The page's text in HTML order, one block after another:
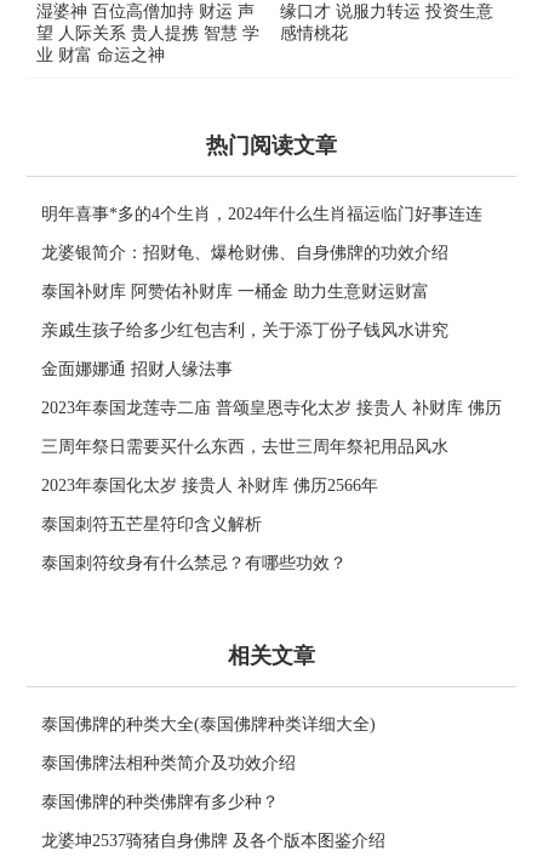
湿婆神 百位高僧加持 财运 声
望 人际关系 贵人提携 智慧 学
业 财富 命运之神
缘口才 说服力转运 投资生意
感情桃花
热门阅读文章
明年喜事*多的4个生肖，2024年什么生肖福运临门好事连连
龙婆银简介：招财龟、爆枪财佛、自身佛牌的功效介绍
泰国补财库 阿赞佑补财库 一桶金 助力生意财运财富
亲戚生孩子给多少红包吉利，关于添丁份子钱风水讲究
金面娜娜通 招财人缘法事
2023年泰国龙莲寺二庙 普颂皇恩寺化太岁 接贵人 补财库 佛历
2566年
三周年祭日需要买什么东西，去世三周年祭祀用品风水
2023年泰国化太岁 接贵人 补财库 佛历2566年
泰国刺符五芒星符印含义解析
泰国刺符纹身有什么禁忌？有哪些功效？
相关文章
泰国佛牌的种类大全(泰国佛牌种类详细大全)
泰国佛牌法相种类简介及功效介绍
泰国佛牌的种类佛牌有多少种？
龙婆坤2537骑猪自身佛牌 及各个版本图鉴介绍